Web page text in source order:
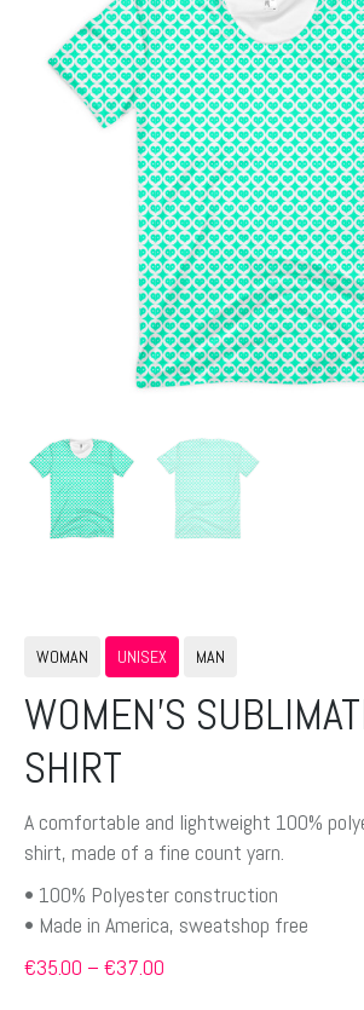
WOMAN UNISEX MAN
WOMEN’S
SHIRT
A comfortable and lightweight 100%
shirt, made of a fine count yarn.
• 100% Polyester construction
• Made in America, sweatshop free
€35.00 – €37.00